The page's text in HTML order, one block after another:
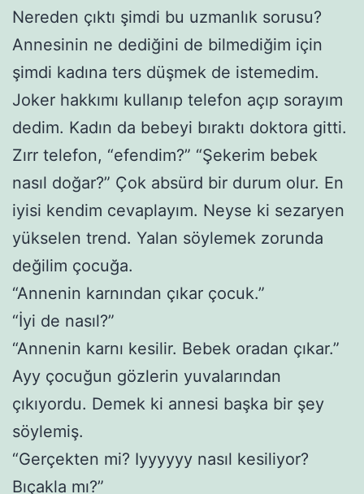
Nereden çıktı şimdi bu uzmanlık sorusu?
Annesinin ne dediğini de bilmediğim için
şimdi kadına ters düşmek de istemedim.
Joker hakkımı kullanıp telefon açıp sorayım
dedim. Kadın da bebeyi bıraktı doktora gitti.
Zırr telefon, “efendim?” “Şekerim bebek
nasıl doğar?” Çok absürd bir durum olur. En
iyisi kendim cevaplayım. Neyse ki sezaryen
yükselen trend. Yalan söylemek zorunda
değilim çocuğa.
“Annenin karnından çıkar çocuk.”
“İyi de nasıl?”
“Annenin karnı kesilir. Bebek oradan çıkar.”
Ayy çocuğun gözlerin yuvalarından
çıkıyordu. Demek ki annesi başka bir şey
söylemiş.
“Gerçekten mi? Iyyyyyy nasıl kesiliyor?
Bıçakla mı?”